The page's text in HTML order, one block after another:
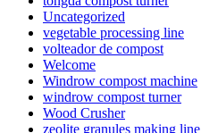
Uncategorized
vegetable processing line
volteador de compost
Welcome
Windrow compost machine
windrow compost turner
Wood Crusher
zeolite granules making line